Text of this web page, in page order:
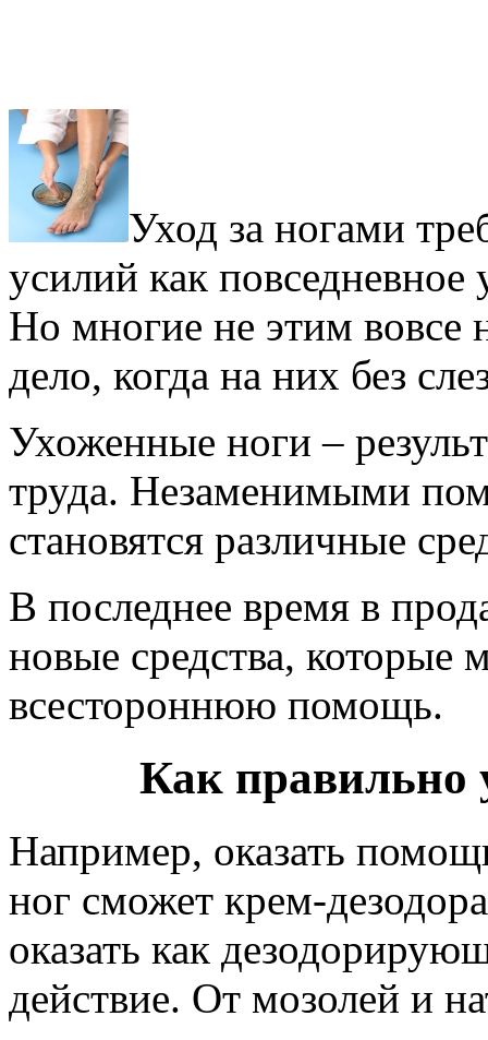
Уход за ногами
усилий как
Но многие не этим вовсе
дело, когда на них без
Ухоженные ноги –
труда. Незаменимыми
становятся различные
В последнее время в
новые средства, которые
всестороннюю помощь.
Как правильно
Например, оказать
ног сможет крем-
оказать как
действие. От мозолей и